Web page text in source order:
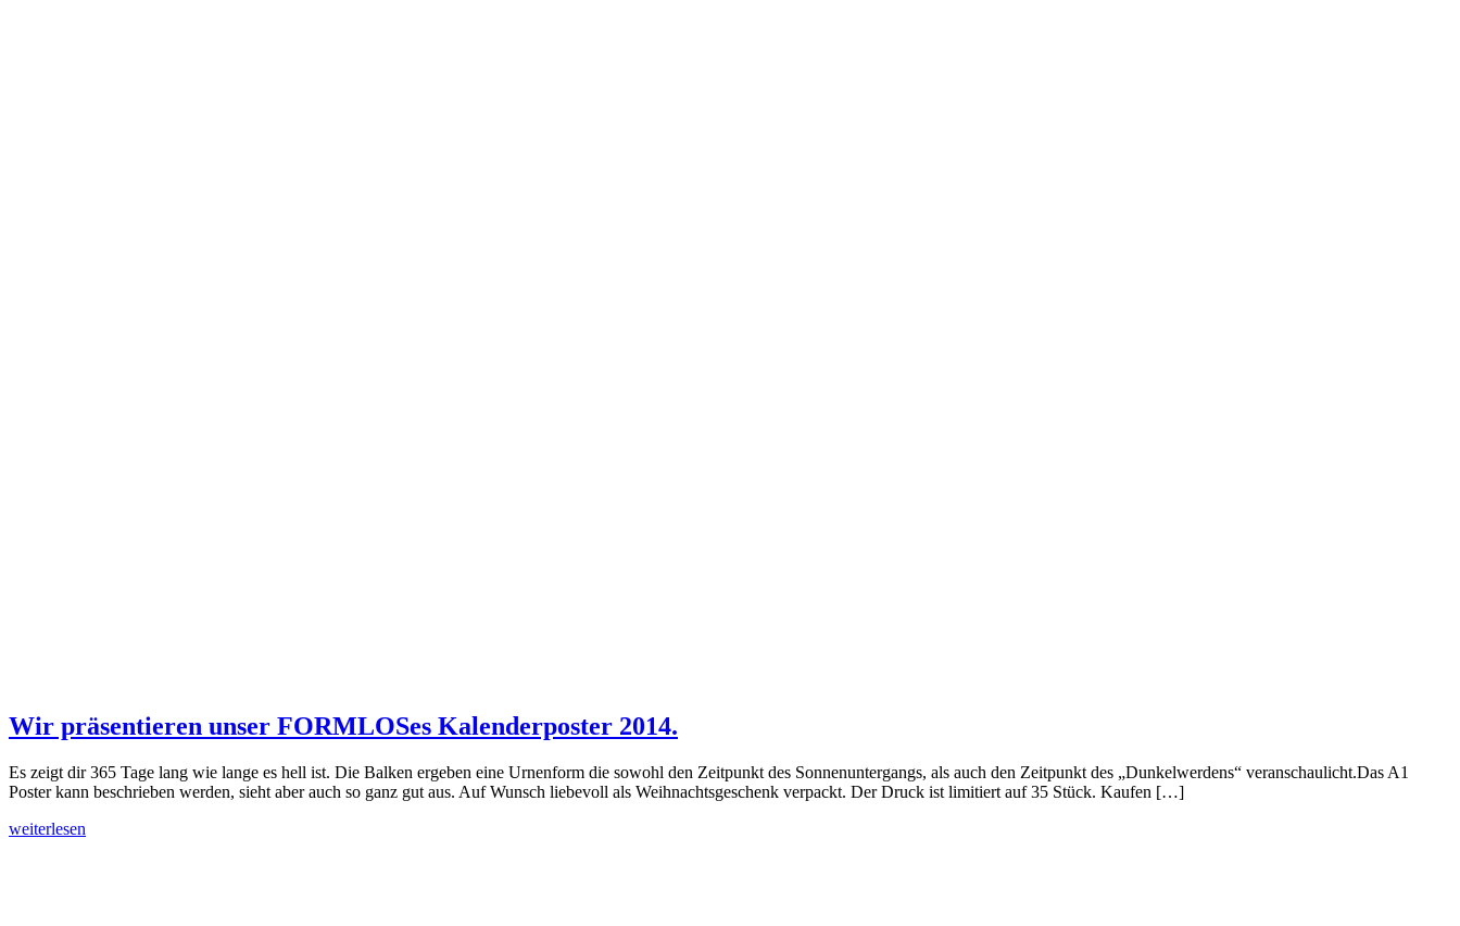
Wir präsentieren unser FORMLOSes Kalenderposter 2014.
Es zeigt dir 365 Tage lang wie lange es hell ist. Die Balken ergeben eine Urnenform die sowohl den Zeitpunkt des Sonnenuntergangs, als auch den Zeitpunkt des „Dunkelwerdens“ veranschaulicht.Das A1
Poster kann beschrieben werden, sieht aber auch so ganz gut aus. Auf Wunsch liebevoll als Weihnachtsgeschenk verpackt. Der Druck ist limitiert auf 35 Stück. Kaufen […]
weiterlesen